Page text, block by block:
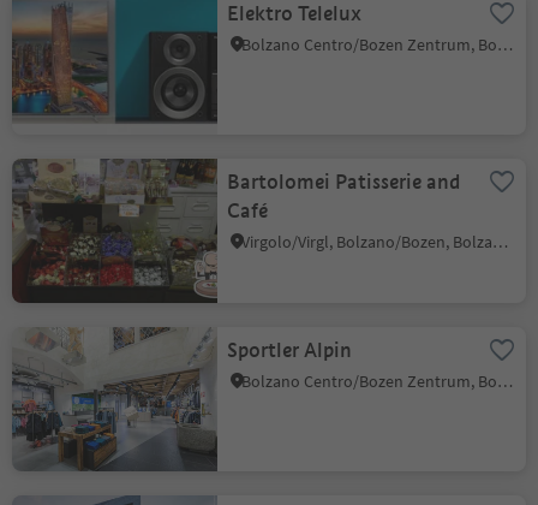
Elektro Telelux
Bolzano Centro/Bozen Zentrum, Bolzano/Bozen, Bolzano/Bozen and environs
Bartolomei Patisserie and
Café
Virgolo/Virgl, Bolzano/Bozen, Bolzano/Bozen and environs
Sportler Alpin
Bolzano Centro/Bozen Zentrum, Bolzano/Bozen, Bolzano/Bozen and environs